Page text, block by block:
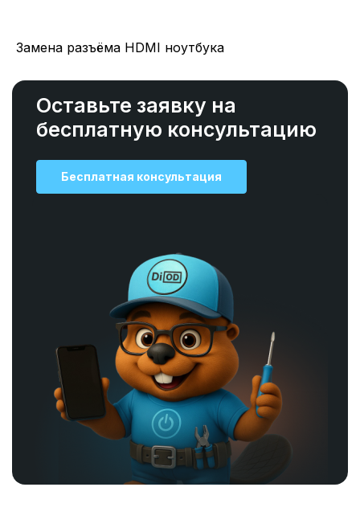
Замена разъёма HDMI ноутбука
Оставьте заявку на
бесплатную консультацию
Бесплатная консультация